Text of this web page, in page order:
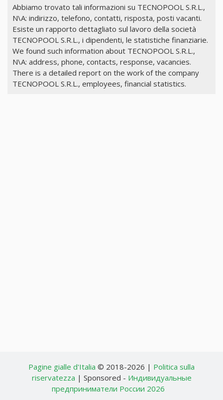
Abbiamo trovato tali informazioni su TECNOPOOL S.R.L.,
N\A: indirizzo, telefono, contatti, risposta, posti vacanti.
Esiste un rapporto dettagliato sul lavoro della società
TECNOPOOL S.R.L., i dipendenti, le statistiche finanziarie.
We found such information about TECNOPOOL S.R.L.,
N\A: address, phone, contacts, response, vacancies.
There is a detailed report on the work of the company
TECNOPOOL S.R.L., employees, financial statistics.
Pagine gialle d'Italia © 2018-2026 | Politica sulla
riservatezza | Sponsored - Индивидуальные
предприниматели России 2026